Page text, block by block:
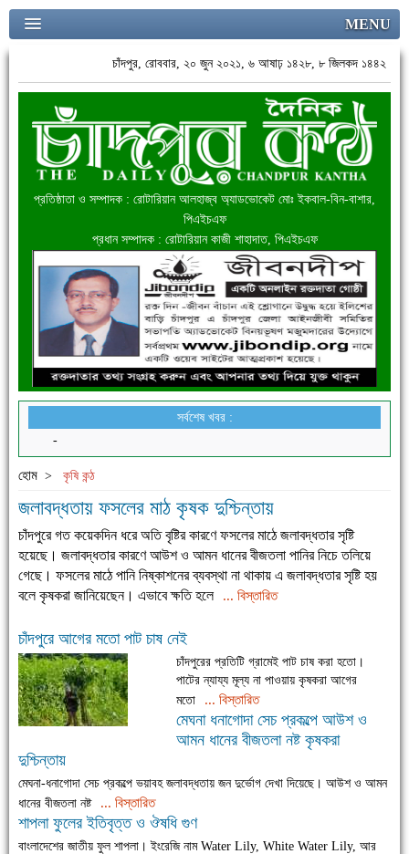
MENU
চাঁদপুর, রোববার, ২০ জুন ২০২১, ৬ আষাঢ় ১৪২৮, ৮ জিলকদ ১৪৪২
প্রতিষ্ঠাতা ও সম্পাদক : রোটারিয়ান আলহাজ্ব অ্যাডভোকেট মোঃ ইকবাল-বিন-বাশার,
পিএইচএফ
প্রধান সম্পাদক : রোটারিয়ান কাজী শাহাদাত, পিএইচএফ
সর্বশেষ খবর :
হোম > কৃষি কন্ঠ
জলাবদ্ধতায় ফসলের মাঠ কৃষক দুশ্চিন্তায়
চাঁদপুরে গত কয়েকদিন ধরে অতি বৃষ্টির কারণে ফসলের মাঠে জলাবদ্ধতার সৃষ্টি
হয়েছে। জলাবদ্ধতার কারণে আউশ ও আমন ধানের বীজতলা পানির নিচে তলিয়ে
গেছে। ফসলের মাঠে পানি নিষ্কাশনের ব্যবস্থা না থাকায় এ জলাবদ্ধতার সৃষ্টি হয়
বলে কৃষকরা জানিয়েছেন। এভাবে ক্ষতি হলে
... বিস্তারিত
চাঁদপুরে আগের মতো পাট চাষ নেই
চাঁদপুরের প্রতিটি গ্রামেই পাট চাষ করা হতো।
পাটের ন্যায্য মূল্য না পাওয়ায় কৃষকরা আগের
মতো
... বিস্তারিত
মেঘনা ধনাগোদা সেচ প্রকল্পে আউশ ও
আমন ধানের বীজতলা নষ্ট কৃষকরা
দুশ্চিন্তায়
মেঘনা-ধনাগোদা সেচ প্রকল্পে ভয়াবহ জলাবদ্ধতায় জন দুর্ভোগ দেখা দিয়েছে। আউশ ও আমন
ধানের বীজতলা নষ্ট
... বিস্তারিত
শাপলা ফুলের ইতিবৃত্ত ও ঔষধি গুণ
বাংলাদেশের জাতীয় ফুল শাপলা। ইংরেজি নাম Water Lily, White Water Lily, আর